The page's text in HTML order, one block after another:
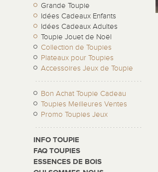
Grande Toupie
Idées Cadeaux Enfants
Idées Cadeaux Adultes
Toupie Jouet de Noël
Collection de Toupies
Plateaux pour Toupies
Accessoires Jeux de Toupie
Bon Achat Toupie Cadeau
Toupies Meilleures Ventes
Promo Toupies Jeux
INFO TOUPIE
FAQ TOUPIES
ESSENCES DE BOIS